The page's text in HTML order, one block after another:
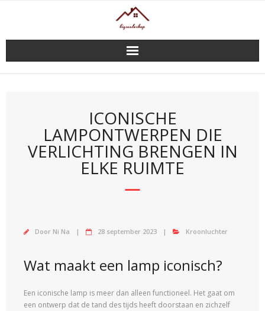
ICONISCHE
LAMPONTWERPEN DIE
VERLICHTING BRENGEN IN
ELKE RUIMTE
Door Ni Na 28 september 2023 Kroonluchter
Wat maakt een lamp iconisch?
Een iconische lamp is meer dan alleen functioneel. Het gaat om
een ontwerp dat de tand des tijds heeft doorstaan en zichzelf